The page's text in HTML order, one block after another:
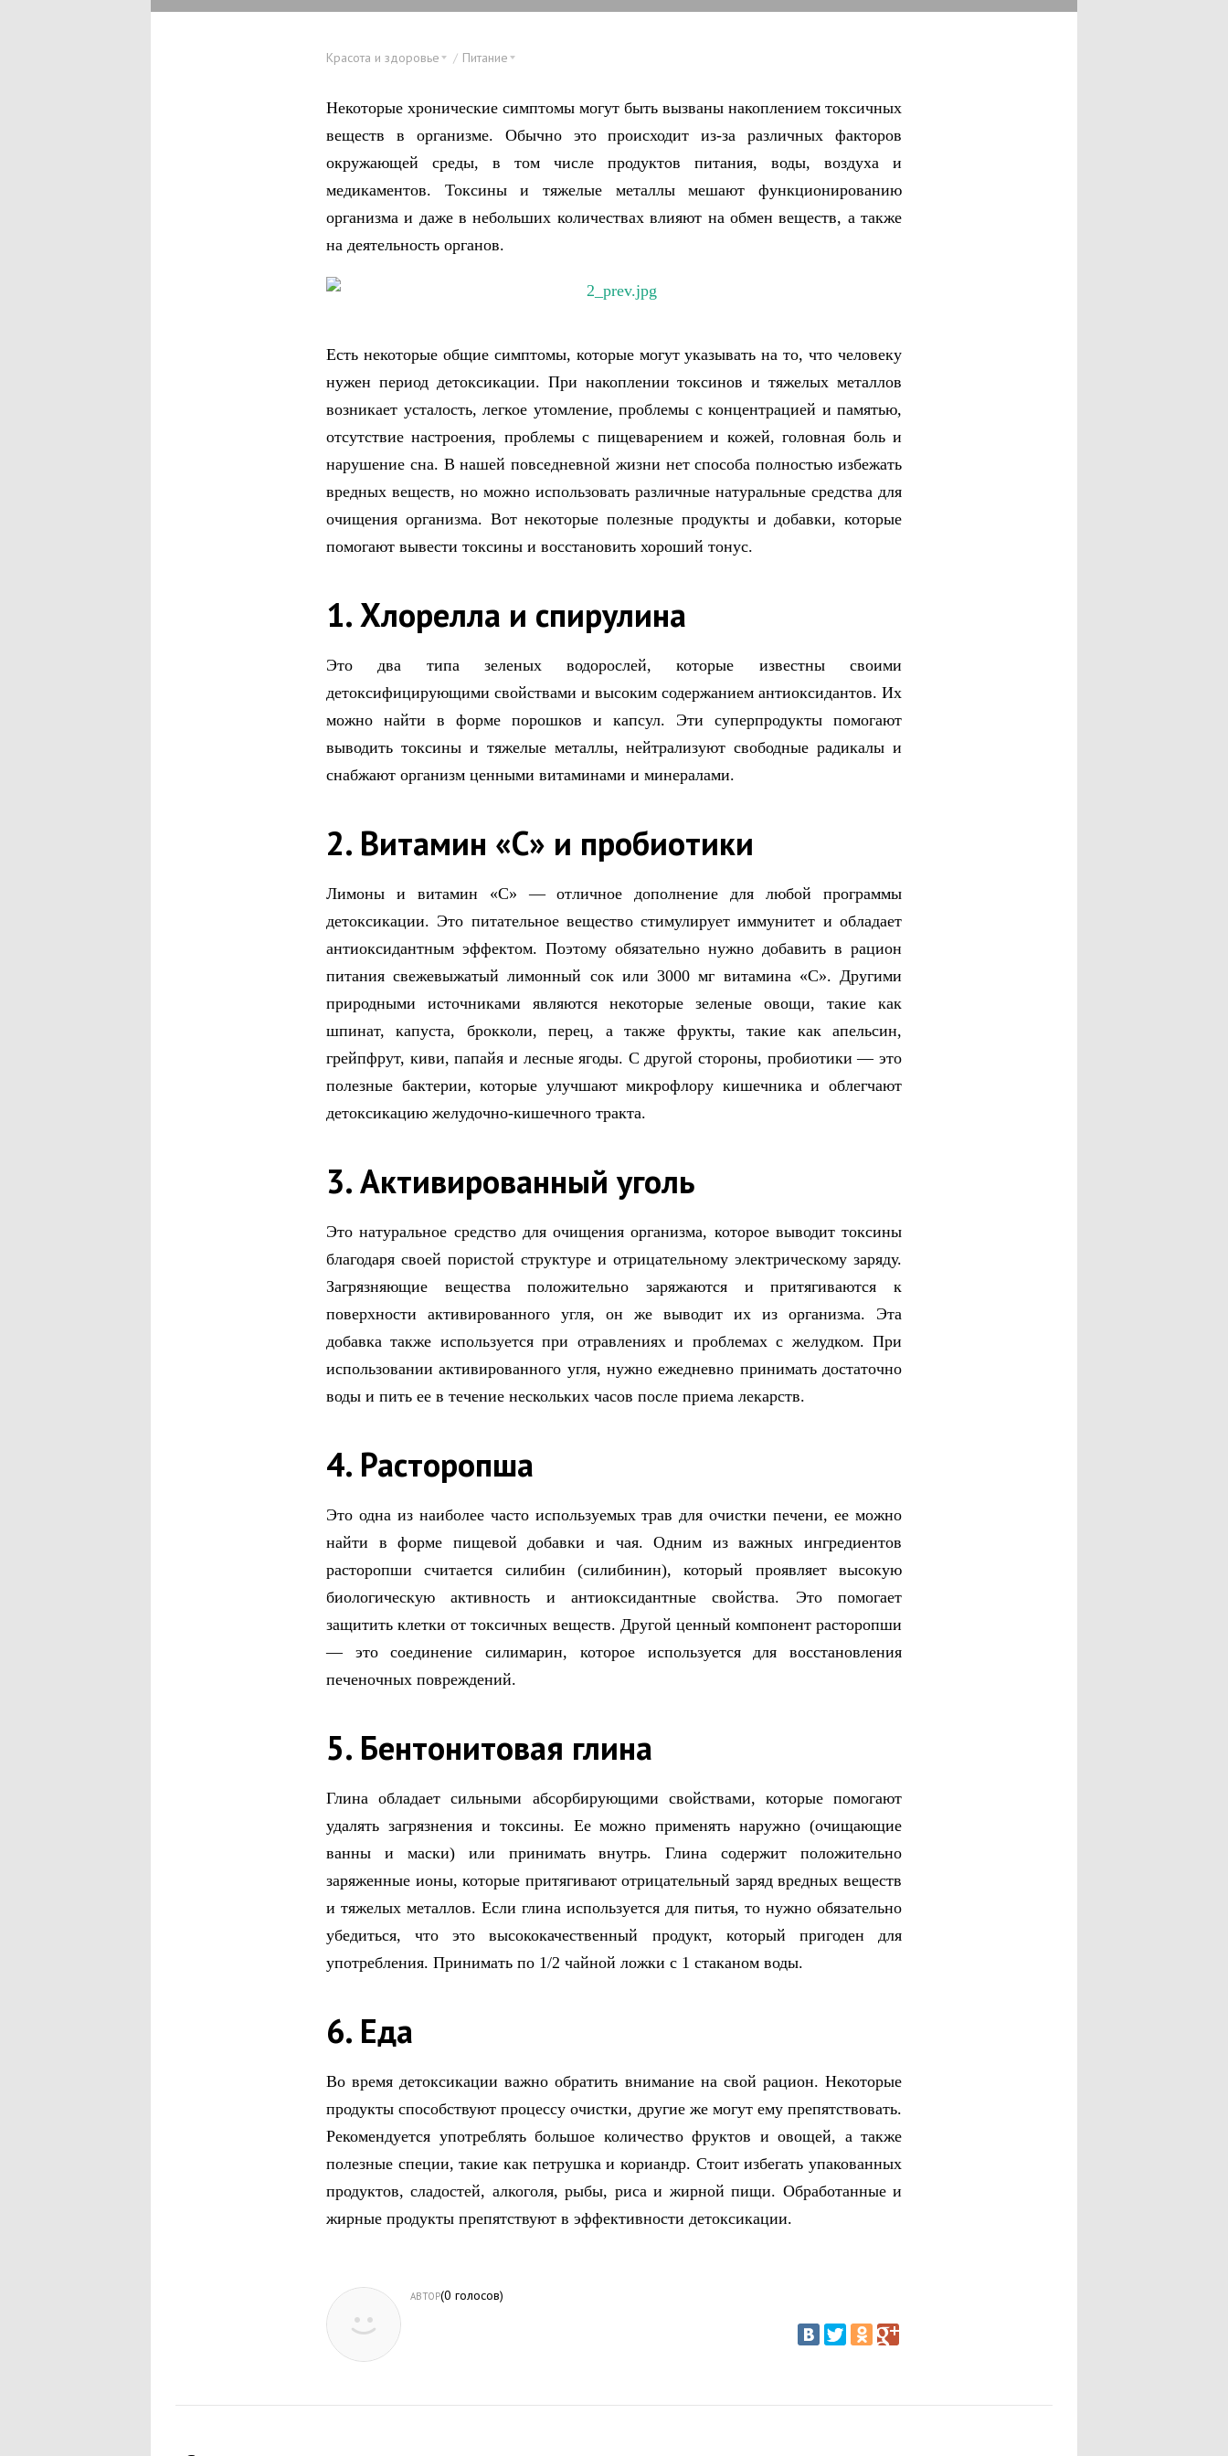
Красота и здоровье Питание
Некоторые хронические симптомы могут быть вызваны накоплением токсичных
веществ в организме. Обычно это происходит из-за различных факторов
окружающей среды, в том числе продуктов питания, воды, воздуха и
медикаментов. Токсины и тяжелые металлы мешают функционированию
организма и даже в небольших количествах влияют на обмен веществ, а также
на деятельность органов.
Есть некоторые общие симптомы, которые могут указывать на то, что человеку
нужен период детоксикации. При накоплении токсинов и тяжелых металлов
возникает усталость, легкое утомление, проблемы с концентрацией и памятью,
отсутствие настроения, проблемы с пищеварением и кожей, головная боль и
нарушение сна. В нашей повседневной жизни нет способа полностью избежать
вредных веществ, но можно использовать различные натуральные средства для
очищения организма. Вот некоторые полезные продукты и добавки, которые
помогают вывести токсины и восстановить хороший тонус.
1. Хлорелла и спирулина
Это два типа зеленых водорослей, которые известны своими
детоксифицирующими свойствами и высоким содержанием антиоксидантов. Их
можно найти в форме порошков и капсул. Эти суперпродукты помогают
выводить токсины и тяжелые металлы, нейтрализуют свободные радикалы и
снабжают организм ценными витаминами и минералами.
2. Витамин «С» и пробиотики
Лимоны и витамин «С» — отличное дополнение для любой программы
детоксикации. Это питательное вещество стимулирует иммунитет и обладает
антиоксидантным эффектом. Поэтому обязательно нужно добавить в рацион
питания свежевыжатый лимонный сок или 3000 мг витамина «С». Другими
природными источниками являются некоторые зеленые овощи, такие как
шпинат, капуста, брокколи, перец, а также фрукты, такие как апельсин,
грейпфрут, киви, папайя и лесные ягоды. С другой стороны, пробиотики — это
полезные бактерии, которые улучшают микрофлору кишечника и облегчают
детоксикацию желудочно-кишечного тракта.
3. Активированный уголь
Это натуральное средство для очищения организма, которое выводит токсины
благодаря своей пористой структуре и отрицательному электрическому заряду.
Загрязняющие вещества положительно заряжаются и притягиваются к
поверхности активированного угля, он же выводит их из организма. Эта
добавка также используется при отравлениях и проблемах с желудком. При
использовании активированного угля, нужно ежедневно принимать достаточно
воды и пить ее в течение нескольких часов после приема лекарств.
4. Расторопша
Это одна из наиболее часто используемых трав для очистки печени, ее можно
найти в форме пищевой добавки и чая. Одним из важных ингредиентов
расторопши считается силибин (силибинин), который проявляет высокую
биологическую активность и антиоксидантные свойства. Это помогает
защитить клетки от токсичных веществ. Другой ценный компонент расторопши
— это соединение силимарин, которое используется для восстановления
печеночных повреждений.
5. Бентонитовая глина
Глина обладает сильными абсорбирующими свойствами, которые помогают
удалять загрязнения и токсины. Ее можно применять наружно (очищающие
ванны и маски) или принимать внутрь. Глина содержит положительно
заряженные ионы, которые притягивают отрицательный заряд вредных веществ
и тяжелых металлов. Если глина используется для питья, то нужно обязательно
убедиться, что это высококачественный продукт, который пригоден для
употребления. Принимать по 1/2 чайной ложки с 1 стаканом воды.
6. Еда
Во время детоксикации важно обратить внимание на свой рацион. Некоторые
продукты способствуют процессу очистки, другие же могут ему препятствовать.
Рекомендуется употреблять большое количество фруктов и овощей, а также
полезные специи, такие как петрушка и кориандр. Стоит избегать упакованных
продуктов, сладостей, алкоголя, рыбы, риса и жирной пищи. Обработанные и
жирные продукты препятствуют в эффективности детоксикации.
АВТОР(0 голосов)